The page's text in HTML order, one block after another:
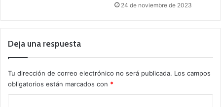
24 de noviembre de 2023
Deja una respuesta
Tu dirección de correo electrónico no será publicada. Los campos
obligatorios están marcados con *